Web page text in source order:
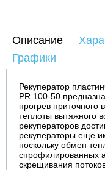
Описание
Графики
Рекуператор
PR 100-50
прогрев приточного
теплоты вытяжного
рекуператоров
рекуператоры еще
поскольку обмен
спрофилированных
скрещивания